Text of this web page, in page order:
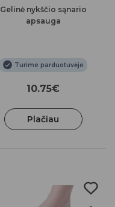
Gelinė nykščio sąnario
apsauga
Turime parduotuvėje
10.75€
Plačiau